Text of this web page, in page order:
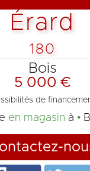
Érard
180
Bois
5 000 €
de
en magasin à